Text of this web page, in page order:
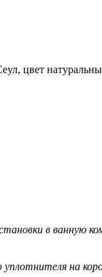
в ванную
уплотнителя на